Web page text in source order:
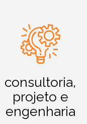
consultoria,
projeto e
engenharia